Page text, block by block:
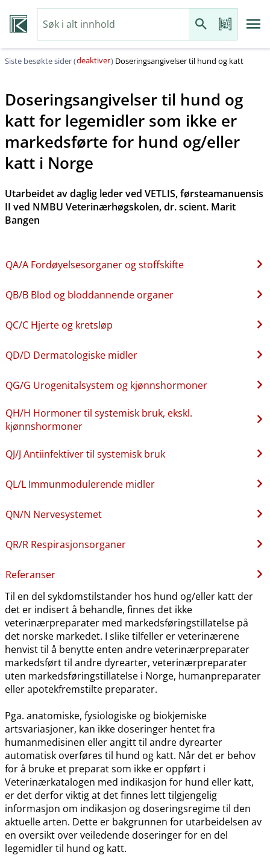
Siste besøkte sider (deaktiver) Doseringsangivelser til hund og katt
Doseringsangivelser til hund og
katt for legemidler som ikke er
markedsførte for hund og​/​eller
katt i Norge
Utarbeidet av daglig leder ved VETLIS, førsteamanuensis
II ved NMBU Veterinærhøgskolen, dr. scient. Marit
Bangen
QA​/​A Fordøyelsesorganer og stoffskifte
QB​/​B Blod og bloddannende organer
QC​/​C Hjerte og kretsløp
QD​/​D Dermatologiske midler
QG​/​G Urogenitalsystem og kjønnshormoner
QH​/​H Hormoner til systemisk bruk, ekskl.
kjønnshormoner
QJ​/​J Antiinfektiver til systemisk bruk
QL​/​L Immunmodulerende midler
QN​/​N Nervesystemet
QR​/​R Respirasjonsorganer
Referanser
Til en del sykdomstilstander hos hund og​/​eller katt der
det er indisert å behandle, finnes det ikke
veterinærpreparater med markedsføringstillatelse på
det norske markedet. I slike tilfeller er veterinærene
henvist til å benytte enten andre veterinærpreparater
markedsført til andre dyrearter, veterinærpreparater
uten markedsføringstillatelse i Norge, humanpreparater
eller apotekfremstilte preparater.
Pga. anatomiske, fysiologiske og biokjemiske
artsvariasjoner, kan ikke doseringer hentet fra
humanmedisinen eller angitt til andre dyrearter
automatisk overføres til hund og katt. Når det er behov
for å bruke et preparat som ikke er oppført i
Veterinærkatalogen med indikasjon for hund eller katt,
er det derfor viktig at det finnes lett tilgjengelig
informasjon om indikasjon og doseringsregime til den
aktuelle arten. Dette er bakgrunnen for utarbeidelsen av
en oversikt over veiledende doseringer for en del
legemidler til hund og katt.